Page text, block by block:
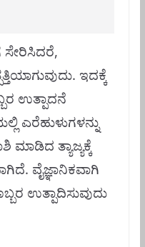
ಸೇರಿಸಿದರೆ,
ಇದಕ್ಕೆ
ಉತ್ಪಾದನೆ
ಎರೆಹುಳುಗಳನ್ನು
ಮಾಡಿದ ತ್ಯಾಜ್ಯಕ್ಕೆ
ವೈಜ್ಞಾನಿಕವಾಗಿ
ಉತ್ಪಾದಿಸುವುದು